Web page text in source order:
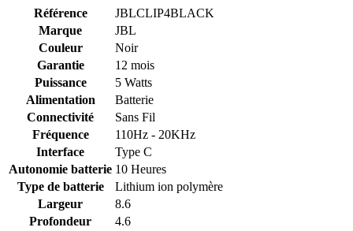
Référence
JBLCLIP4BLACK
Marque
JBL
Couleur
Noir
Garantie
12 mois
Puissance
5 Watts
Alimentation
Batterie
Connectivité
Sans Fil
Fréquence
110Hz - 20KHz
Interface
Type C
Autonomie batterie 10 Heures
Type de batterie
Lithium ion polymère
Largeur
8.6
Profondeur
4.6